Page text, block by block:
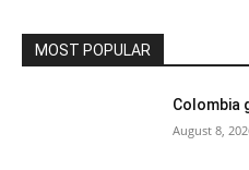
MOST POPULAR
Colombia
August 8,